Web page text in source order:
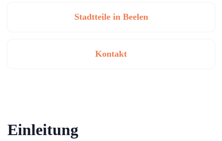
Stadtteile in Beelen
Kontakt
Einleitung